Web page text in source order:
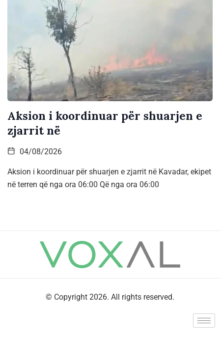
Aksion i koordinuar për shuarjen e
zjarrit në
04/08/2026
Aksion i koordinuar për shuarjen e zjarrit në Kavadar, ekipet
në terren që nga ora 06:00 Që nga ora 06:00
© Copyright 2026. All rights reserved.